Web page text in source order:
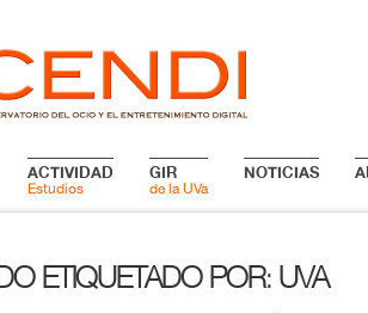
ACTIVIDAD
Estudios
GIR
de la UVa
NOTICIAS
ETIQUETADO POR: UVA